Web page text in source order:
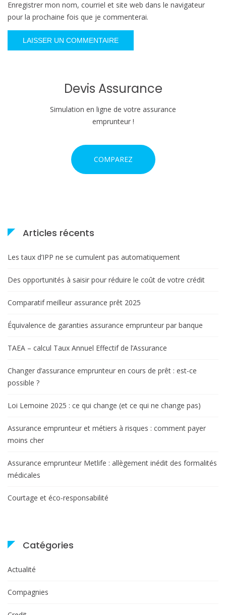
Enregistrer mon nom, courriel et site web dans le navigateur
pour la prochaine fois que je commenterai.
Devis Assurance
Simulation en ligne de votre assurance
emprunteur !
COMPAREZ
Articles récents
Les taux d’IPP ne se cumulent pas automatiquement
Des opportunités à saisir pour réduire le coût de votre crédit
Comparatif meilleur assurance prêt 2025
Équivalence de garanties assurance emprunteur par banque
TAEA – calcul Taux Annuel Effectif de l’Assurance
Changer d’assurance emprunteur en cours de prêt : est-ce
possible ?
Loi Lemoine 2025 : ce qui change (et ce qui ne change pas)
Assurance emprunteur et métiers à risques : comment payer
moins cher
Assurance emprunteur Metlife : allègement inédit des formalités
médicales
Courtage et éco-responsabilité
Catégories
Actualité
Compagnies